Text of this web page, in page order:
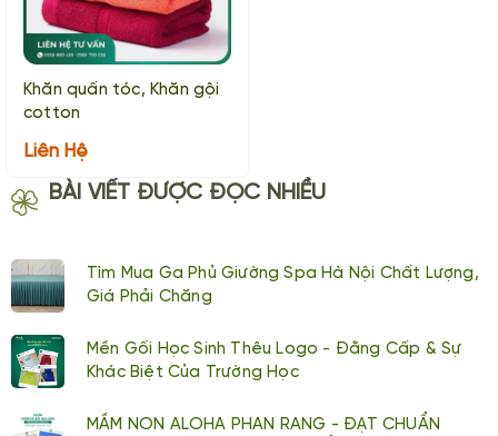
Khăn quấn tóc, Khăn gội
cotton
Liên Hệ
BÀI VIẾT ĐƯỢC ĐỌC NHIỀU
Tìm Mua Ga Phủ Giường Spa Hà Nội Chất Lượng,
Giá Phải Chăng
Mền Gối Học Sinh Thêu Logo - Đằng Cấp & Sự
Khác Biệt Của Trường Học
MẦM NON ALOHA PHAN RANG - ĐẠT CHUẨN